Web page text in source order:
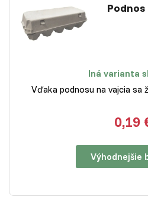
Iná varianta
Vďaka podnosu na vajcia sa
0,19
Výhodnejšie